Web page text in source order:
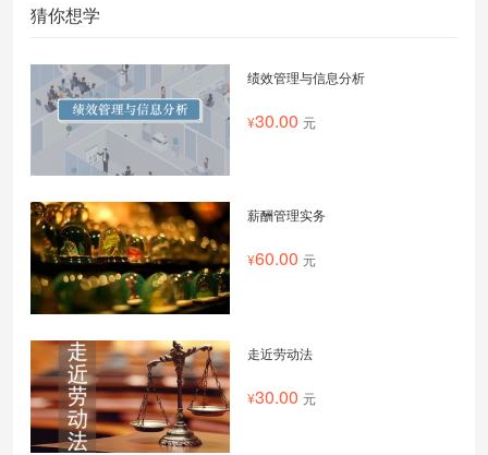
猜你想学
绩效管理与信息分析
30.00 元
薪酬管理实务
60.00 元
走近劳动法
30.00 元